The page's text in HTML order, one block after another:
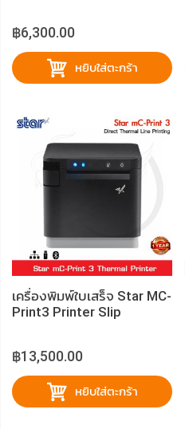
฿6,300.00
หยิบใส่ตะกร้า
เครื่องพิมพ์ใบเสร็จ Star MC-
Print3 Printer Slip
฿13,500.00
หยิบใส่ตะกร้า